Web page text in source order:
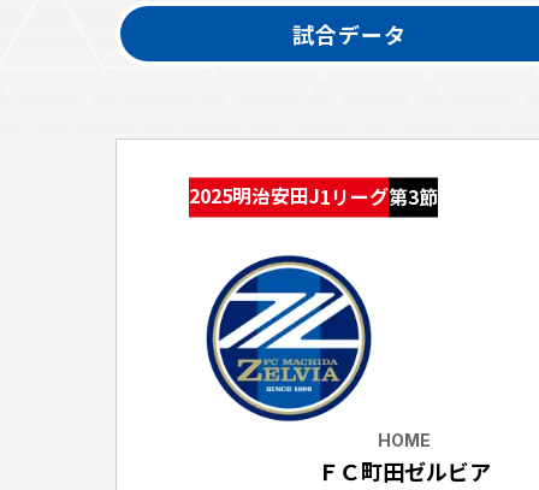
ファンクラブ
グッズ
試合データ
2025明治安田J1リーグ第3節
HOME
ＦＣ町田ゼルビア